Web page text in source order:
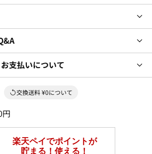
支払いについて
交換送料 ¥0について